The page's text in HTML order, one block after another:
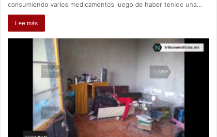
consumiendo varios medicamentos luego de haber tenido una…
Lee más